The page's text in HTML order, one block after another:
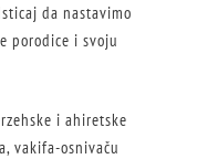
da nastavimo
porodice i svoju
i ahiretske
vakifa-osnivaču